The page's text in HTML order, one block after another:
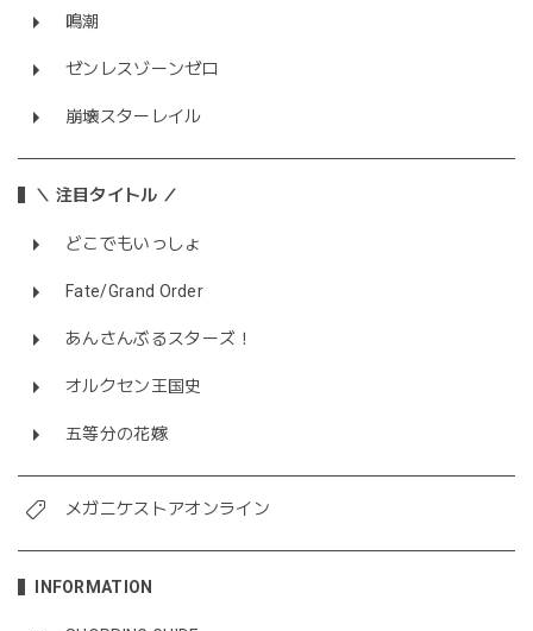
鳴潮
ゼンレスゾーンゼロ
崩壊スターレイル
＼ 注目タイトル ／
どこでもいっしょ
Fate/Grand Order
あんさんぶるスターズ！
オルクセン王国史
五等分の花嫁
メガニケストアオンライン
INFORMATION